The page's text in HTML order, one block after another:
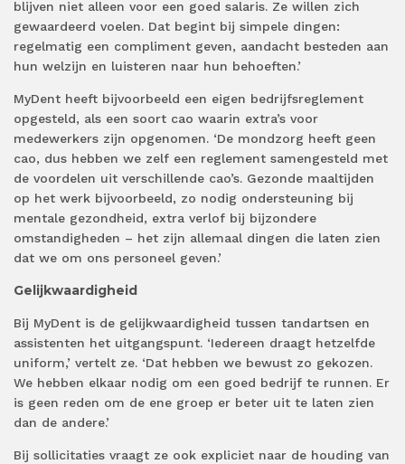
blijven niet alleen voor een goed salaris. Ze willen zich
gewaardeerd voelen. Dat begint bij simpele dingen:
regelmatig een compliment geven, aandacht besteden aan
hun welzijn en luisteren naar hun behoeften.’
MyDent heeft bijvoorbeeld een eigen bedrijfsreglement
opgesteld, als een soort cao waarin extra’s voor
medewerkers zijn opgenomen. ‘De mondzorg heeft geen
cao, dus hebben we zelf een reglement samengesteld met
de voordelen uit verschillende cao’s. Gezonde maaltijden
op het werk bijvoorbeeld, zo nodig ondersteuning bij
mentale gezondheid, extra verlof bij bijzondere
omstandigheden – het zijn allemaal dingen die laten zien
dat we om ons personeel geven.’
Gelijkwaardigheid
Bij MyDent is de gelijkwaardigheid tussen tandartsen en
assistenten het uitgangspunt. ‘Iedereen draagt hetzelfde
uniform,’ vertelt ze. ‘Dat hebben we bewust zo gekozen.
We hebben elkaar nodig om een goed bedrijf te runnen. Er
is geen reden om de ene groep er beter uit te laten zien
dan de andere.’
Bij sollicitaties vraagt ze ook expliciet naar de houding van